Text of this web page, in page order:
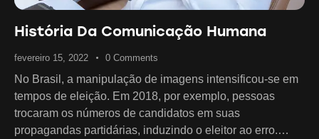
História Da Comunicação Humana
fevereiro 15, 2022 0 Comments
No Brasil, a manipulação de imagens intensificou-se em
tempos de eleição. Em 2018, por exemplo, pessoas
trocaram os números de candidatos em suas
propagandas partidárias, induzindo o eleitor ao erro.…